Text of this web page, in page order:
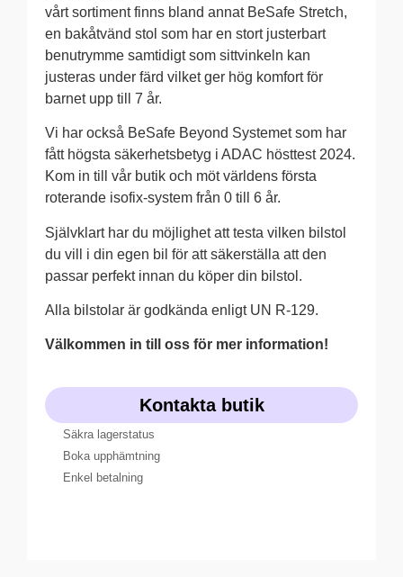
vårt sortiment finns bland annat BeSafe Stretch,
en bakåtvänd stol som har en stort justerbart
benutrymme samtidigt som sittvinkeln kan
justeras under färd vilket ger hög komfort för
barnet upp till 7 år.
Vi har också BeSafe Beyond Systemet som har
fått högsta säkerhetsbetyg i ADAC hösttest 2024.
Kom in till vår butik och möt världens första
roterande isofix-system från 0 till 6 år.
Självklart har du möjlighet att testa vilken bilstol
du vill i din egen bil för att säkerställa att den
passar perfekt innan du köper din bilstol.
Alla bilstolar är godkända enligt UN R-129.
Välkommen in till oss för mer information!
Kontakta butik
Säkra lagerstatus
Boka upphämtning
Enkel betalning